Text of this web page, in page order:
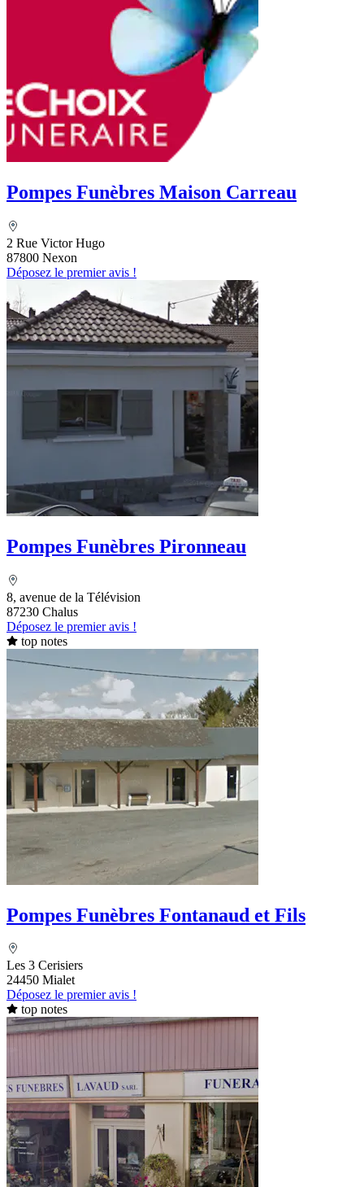
Pompes Funèbres Maison Carreau
2 Rue Victor Hugo
87800 Nexon
Déposez le premier avis !
Pompes Funèbres Pironneau
8, avenue de la Télévision
87230 Chalus
Déposez le premier avis !
top notes
Pompes Funèbres Fontanaud et Fils
Les 3 Cerisiers
24450 Mialet
Déposez le premier avis !
top notes